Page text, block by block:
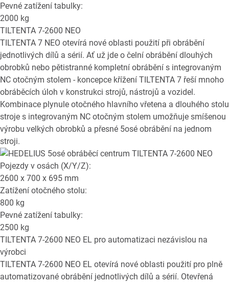
Pevné zatížení tabulky:
2000 kg
TILTENTA 7-2600 NEO
TILTENTA 7 NEO otevírá nové oblasti použití při obrábění
jednotlivých dílů a sérií. Ať už jde o čelní obrábění dlouhých
obrobků nebo pětistranné kompletní obrábění s integrovaným
NC otočným stolem - koncepce křížení TILTENTA 7 řeší mnoho
obráběcích úloh v konstrukci strojů, nástrojů a vozidel.
Kombinace plynule otočného hlavního vřetena a dlouhého stolu
stroje s integrovaným NC otočným stolem umožňuje smíšenou
výrobu velkých obrobků a přesné 5osé obrábění na jednom
stroji.
Pojezdy v osách (X/Y/Z):
2600 x 700 x 695 mm
Zatížení otočného stolu:
800 kg
Pevné zatížení tabulky:
2500 kg
TILTENTA 7-2600 NEO EL pro automatizaci nezávislou na
výrobci
TILTENTA 7-2600 NEO EL otevírá nové oblasti použití pro plně
automatizované obrábění jednotlivých dílů a sérií. Otevřená